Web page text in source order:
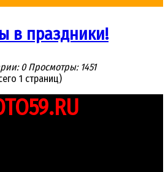
в праздники!
0 Просмотры: 1451
1 страниц)